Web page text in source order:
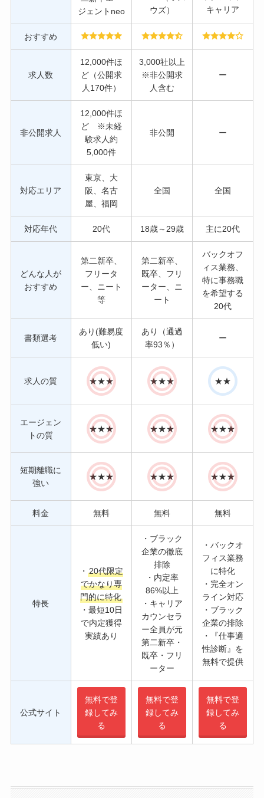
ジェントneo
ウズ）
キャリア
おすすめ
求人数
12,000件ほ
ど（公開求
人170件）
3,000社以上
※非公開求
人含む
ー
非公開求人
12,000件ほ
ど ※未経
験求人約
5,000件
非公開 ー
対応エリア
東京、大
阪、名古
屋、福岡
全国 全国
対応年代 20代 18歳～29歳 主に20代
どんな人が
おすすめ
第二新卒、
フリータ
ー、ニート
等
第二新卒、
既卒、フリ
ーター、ニ
ート
バックオフ
ィス業務、
特に事務職
を希望する
20代
書類選考
あり(難易度
低い)
あり（通過
率93％）
ー
求人の質 ★★★ ★★★ ★★
エージェン
トの質
★★★ ★★★ ★★★
短期離職に
強い
★★★ ★★★ ★★★
料金 無料 無料 無料
特長
・ 20代限定
でかなり専
門的に特化
・最短10日
で内定獲得
実績あり
・ブラック
企業の徹底
排除
・内定率
86%以上
・キャリア
カウンセラ
ー全員が元
第二新卒・
既卒・フリ
ーター
・バックオ
フィス業務
に特化
・完全オン
ライン対応
・ブラック
企業の排除
・『仕事適
性診断』を
無料で提供
公式サイト
無料で登
録してみ
る
無料で登
録してみ
る
無料で登
録してみ
る